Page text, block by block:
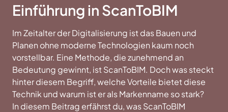
Einführung in ScanToBIM
Im Zeitalter der Digitalisierung ist das Bauen und
Planen ohne moderne Technologien kaum noch
vorstellbar. Eine Methode, die zunehmend an
Bedeutung gewinnt, ist ScanToBIM. Doch was steckt
hinter diesem Begriff, welche Vorteile bietet diese
Technik und warum ist er als Markenname so stark?
In diesem Beitrag erfährst du, was ScanToBIM